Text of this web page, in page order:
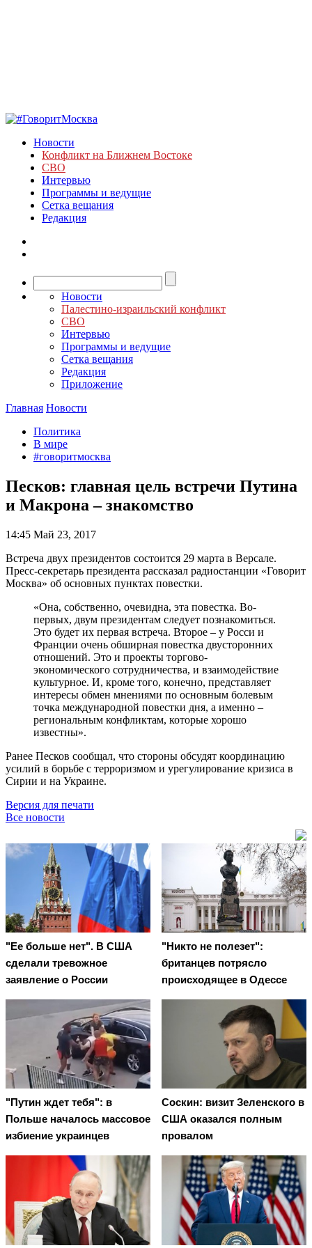
Новости
Конфликт на Ближнем Востоке
СВО
Интервью
Программы и ведущие
Сетка вещания
Редакция
Новости
Палестино-израильский конфликт
СВО
Интервью
Программы и ведущие
Сетка вещания
Редакция
Приложение
Главная Новости
Политика
В мире
#говоритмосква
Песков: главная цель встречи Путина
и Макрона – знакомство
14:45 Май 23, 2017
Встреча двух президентов состоится 29 марта в Версале.
Пресс-секретарь президента рассказал радиостанции «Говорит
Москва» об основных пунктах повестки.
«Она, собственно, очевидна, эта повестка. Во-
первых, двум президентам следует познакомиться.
Это будет их первая встреча. Второе – у Росси и
Франции очень обширная повестка двусторонних
отношений. Это и проекты торгово-
экономического сотрудничества, и взаимодействие
культурное. И, кроме того, конечно, представляет
интересы обмен мнениями по основным болевым
точка международной повестки дня, а именно –
региональным конфликтам, которые хорошо
известны».
Ранее Песков сообщал, что стороны обсудят координацию
усилий в борьбе с терроризмом и урегулирование кризиса в
Сирии и на Украине.
Версия для печати
Все новости
"Ее больше нет". В США
сделали тревожное
заявление о России
"Никто не полезет":
британцев потрясло
происходящее в Одессе
"Путин ждет тебя": в
Польше началось массовое
избиение украинцев
Соскин: визит Зеленского в
США оказался полным
провалом